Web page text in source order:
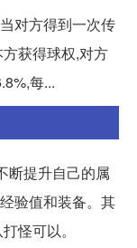
对方得到一次传
获得球权,对方
每...
断提升自己的属
验值和装备。其
怪可以。